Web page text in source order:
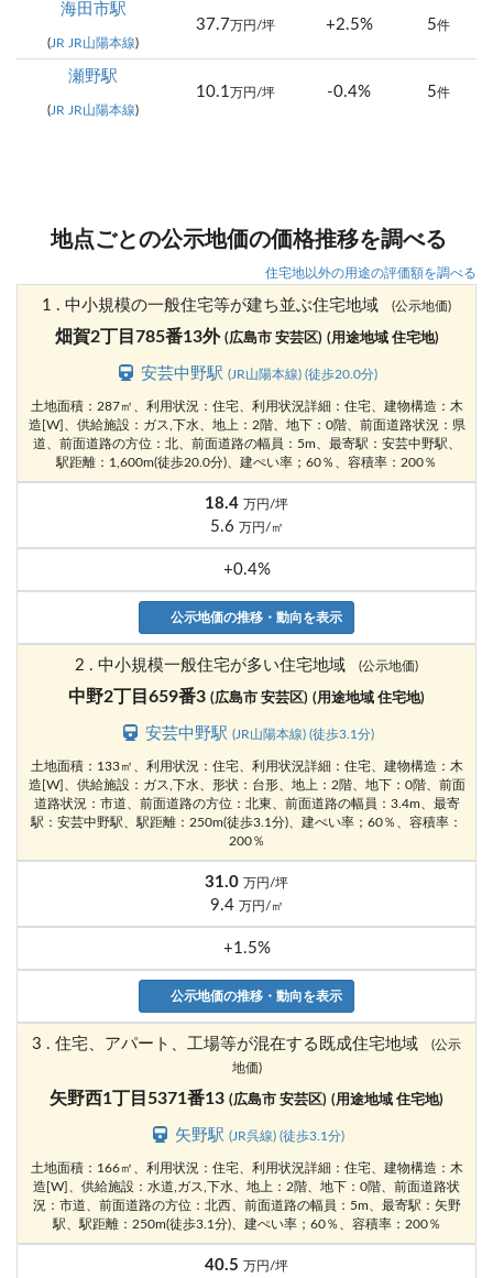
海田市駅
(JR JR山陽本線)
37.7 万円/坪 +2.5% 5件
瀬野駅
(JR JR山陽本線)
10.1 万円/坪 -0.4% 5件
地点ごとの公示地価の価格推移を調べる
住宅地以外の用途の評価額を調べる
1 . 中小規模の一般住宅等が建ち並ぶ住宅地域 (公示地価)
畑賀2丁目785番13外 (広島市 安芸区) (用途地域 住宅地)
安芸中野駅(JR山陽本線) (徒歩20.0分)
土地面積：287㎡、利用状況：住宅、利用状況詳細：住宅、建物構造：木
造[W]、供給施設：ガス,下水、地上：2階、地下：0階、前面道路状況：県
道、前面道路の方位：北、前面道路の幅員：5m、最寄駅：安芸中野駅、
駅距離：1,600m(徒歩20.0分)、建ぺい率；60％、容積率：200％
18.4 万円/坪
5.6 万円/㎡
+0.4%
公示地価の推移・動向を表示
2 . 中小規模一般住宅が多い住宅地域 (公示地価)
中野2丁目659番3 (広島市 安芸区) (用途地域 住宅地)
安芸中野駅 (JR山陽本線) (徒歩3.1分)
土地面積：133㎡、利用状況：住宅、利用状況詳細：住宅、建物構造：木
造[W]、供給施設：ガス,下水、形状：台形、地上：2階、地下：0階、前面
道路状況：市道、前面道路の方位：北東、前面道路の幅員：3.4m、最寄
駅：安芸中野駅、駅距離：250m(徒歩3.1分)、建ぺい率；60％、容積率：
200％
31.0 万円/坪
9.4 万円/㎡
+1.5%
公示地価の推移・動向を表示
3 . 住宅、アパート、工場等が混在する既成住宅地域
(公示
地価)
矢野西1丁目5371番13 (広島市 安芸区) (用途地域 住宅地)
矢野駅 (JR呉線) (徒歩3.1分)
土地面積：166㎡、利用状況：住宅、利用状況詳細：住宅、建物構造：木
造[W]、供給施設：水道,ガス,下水、地上：2階、地下：0階、前面道路状
況：市道、前面道路の方位：北西、前面道路の幅員：5m、最寄駅：矢野
駅、駅距離：250m(徒歩3.1分)、建ぺい率；60％、容積率：200％
40.5 万円/坪